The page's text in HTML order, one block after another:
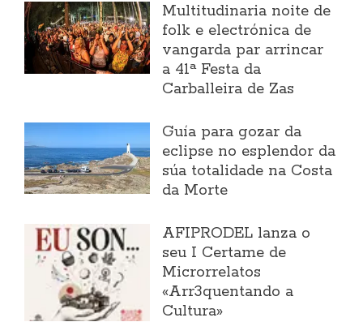
Multitudinaria noite de
folk e electrónica de
vangarda par arrincar
a 41ª Festa da
Carballeira de Zas
Guía para gozar da
eclipse no esplendor da
súa totalidade na Costa
da Morte
AFIPRODEL lanza o
seu I Certame de
Microrrelatos
«Arr3quentando a
Cultura»